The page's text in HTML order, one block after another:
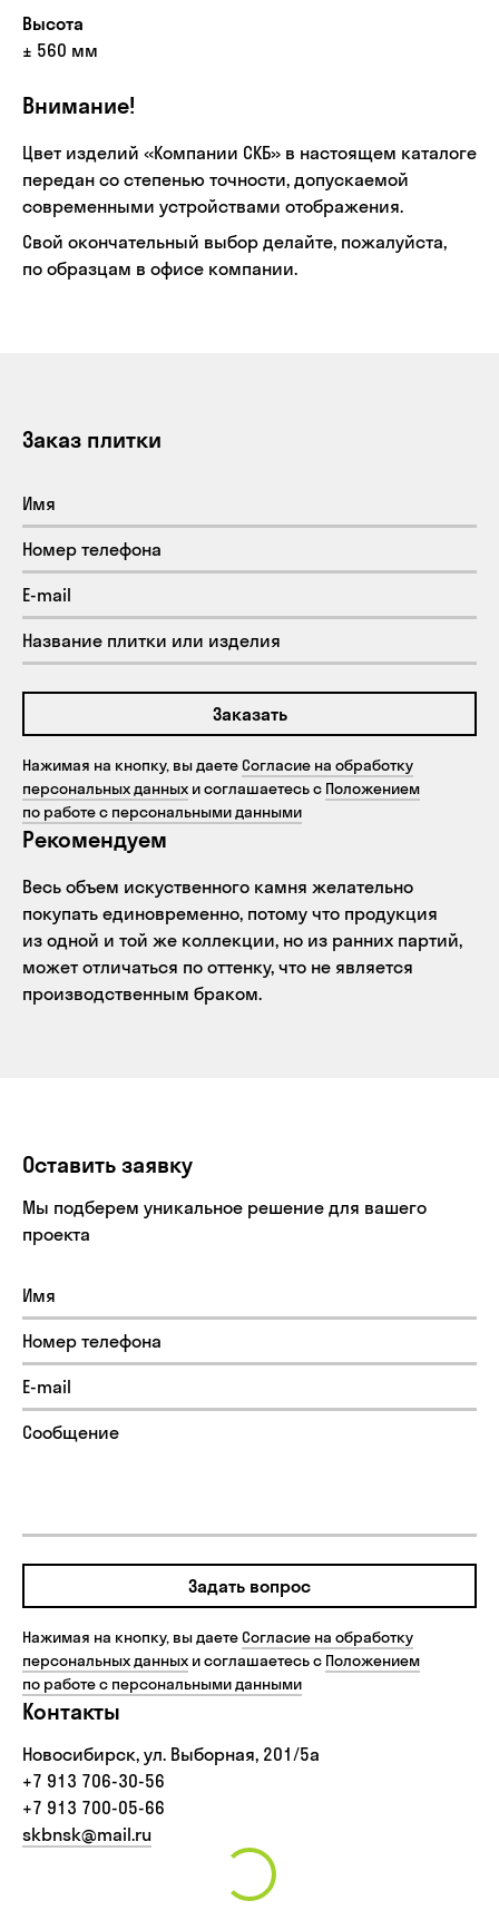
Высота
± 560 мм
Внимание!
Цвет изделий «Компании СКБ» в настоящем каталоге
передан со степенью точности, допускаемой
современными устройствами отображения.
Свой окончательный выбор делайте, пожалуйста,
по образцам в офисе компании.
Заказ плитки
Заказать
Нажимая на кнопку, вы даетеСогласие на обработку
персональных данных и соглашаетесь с Положением
по работе с персональными данными
Рекомендуем
Весь объем искуственного камня желательно
покупать единовременно, потому что продукция
из одной и той же коллекции, но из ранних партий,
может отличаться по оттенку, что не является
производственным браком.
Оставить заявку
Мы подберем уникальное решение для вашего
проекта
Задать вопрос
Нажимая на кнопку, вы даетеСогласие на обработку
персональных данных и соглашаетесь с Положением
по работе с персональными данными
Контакты
Новосибирск, ул. Выборная, 201/5а
+7 913 706-30-56‬
+7 913 700-05-66
skbnsk@mail.ru